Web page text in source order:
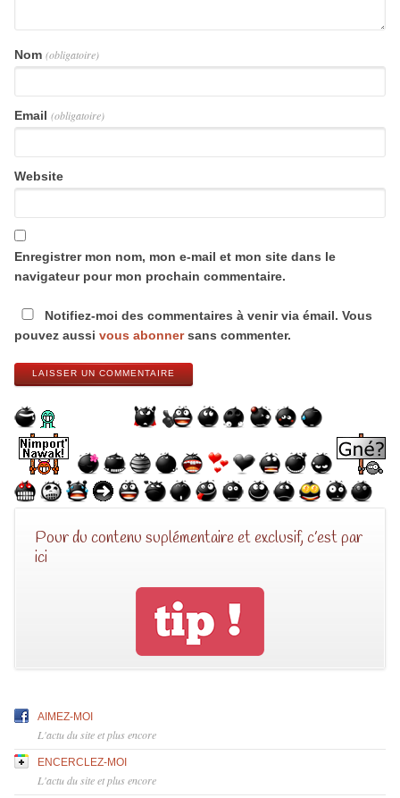
Nom (obligatoire)
Email (obligatoire)
Website
Enregistrer mon nom, mon e-mail et mon site dans le
navigateur pour mon prochain commentaire.
Notifiez-moi des commentaires à venir via émail. Vous
pouvez aussi vous abonnersans commenter.
LAISSER UN COMMENTAIRE
Pour du contenu suplémentaire et exclusif, c’est par
ici
AIMEZ-MOI
L'actu du site et plus encore
ENCERCLEZ-MOI
L'actu du site et plus encore